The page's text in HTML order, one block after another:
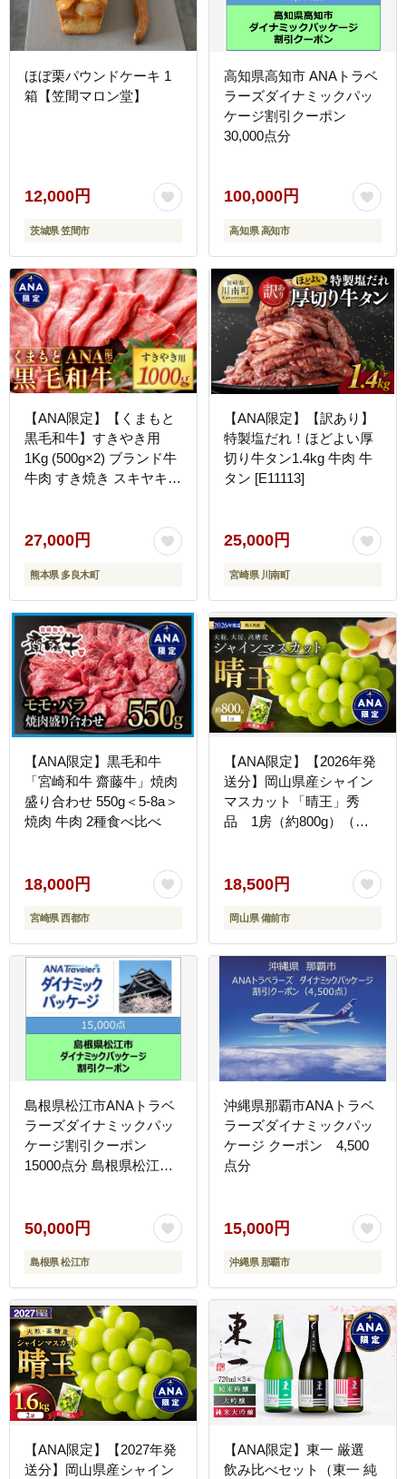
ほぼ栗パウンドケーキ 1
箱【笠間マロン堂】
12,000円
茨城県 笠間市
高知県高知市 ANAトラベ
ラーズダイナミックパッ
ケージ割引クーポン
30,000点分
100,000円
高知県 高知市
【ANA限定】【くまもと
黒毛和牛】すきやき用
1Kg (500g×2) ブランド牛
牛肉 すき焼き スキヤキ
焼き 030-0707
27,000円
熊本県 多良木町
【ANA限定】【訳あり】
特製塩だれ！ほどよい厚
切り牛タン1.4kg 牛肉 牛
タン [E11113]
25,000円
宮崎県 川南町
【ANA限定】黒毛和牛
「宮崎和牛 齋藤牛」焼肉
盛り合わせ 550g＜5-8a＞
焼肉 牛肉 2種食べ比べ
18,000円
宮崎県 西都市
【ANA限定】【2026年発
送分】岡山県産シャイン
マスカット「晴王」秀
品 1房（約800g）（令
房 大粒 岡山県産 秀品 種
無し 高糖度 葡萄 ぶどう
御中元 ギフト 御礼 化粧
箱入 プレゼント 御祝 御
供 果物 くだもの フルー
ツ 】
18,500円
岡山県 備前市
島根県松江市ANAトラベ
ラーズダイナミックパッ
ケージ割引クーポン
15000点分 島根県松江市/
50,000円
島根県 松江市
沖縄県那覇市ANAトラベ
ラーズダイナミックパッ
ケージ クーポン 4,500
点分
15,000円
沖縄県 那覇市
【ANA限定】【2027年発
送分】岡山県産シャイン
【ANA限定】東一 厳選
飲み比べセット（東一 純